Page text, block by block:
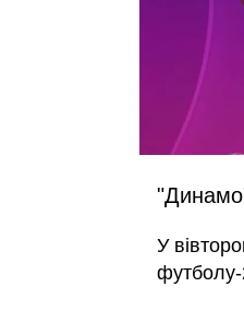
У
футболу-